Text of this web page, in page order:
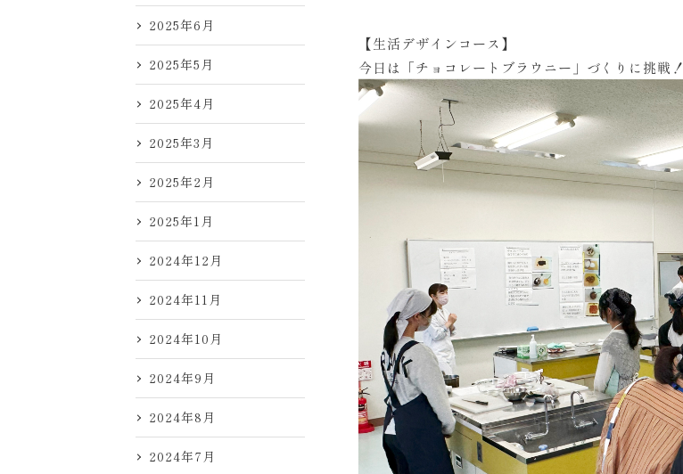
2025年6月
2025年5月
2025年4月
2025年3月
2025年2月
2025年1月
2024年12月
2024年11月
2024年10月
2024年9月
2024年8月
2024年7月
【生活デザインコース】
今日は「チョコレートブラウニー」づくりに挑戦！